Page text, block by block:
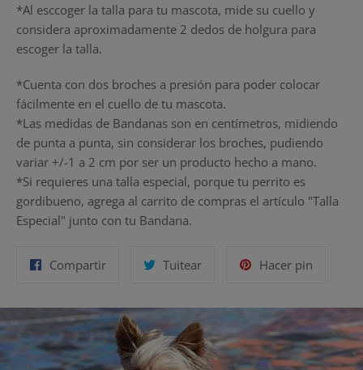
*Al esccoger la talla para tu mascota, mide su cuello y
considera aproximadamente 2 dedos de holgura para
escoger la talla.
*Cuenta con dos broches a presión para poder colocar
fácilmente en el cuello de tu mascota.
*Las medidas de Bandanas son en centímetros, midiendo
de punta a punta, sin considerar los broches, pudiendo
variar +/-1 a 2 cm por ser un producto hecho a mano.
*Si requieres una talla especial, porque tu perrito es
gordibueno, agrega al carrito de compras el artículo "Talla
Especial" junto con tu Bandana.
CompartirCompartir TuitearTuitear
Hacer pin